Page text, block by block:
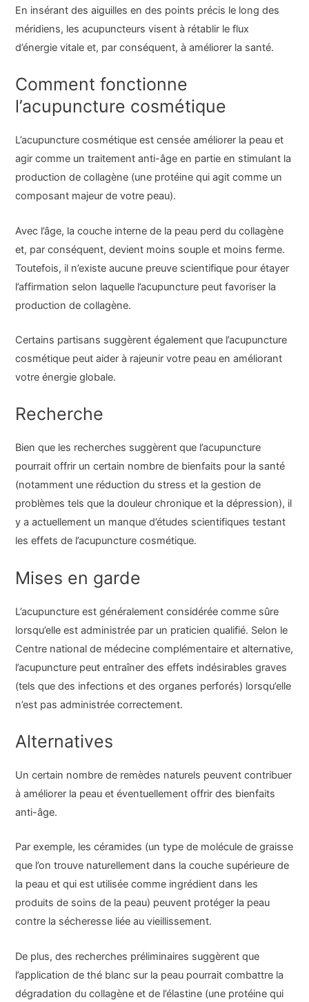
En insérant des aiguilles en des points précis le long des
méridiens, les acupuncteurs visent à rétablir le flux
d’énergie vitale et, par conséquent, à améliorer la santé.
Comment fonctionne
l’acupuncture cosmétique
L’acupuncture cosmétique est censée améliorer la peau et
agir comme un traitement anti-âge en partie en stimulant la
production de collagène (une protéine qui agit comme un
composant majeur de votre peau).
Avec l’âge, la couche interne de la peau perd du collagène
et, par conséquent, devient moins souple et moins ferme.
Toutefois, il n’existe aucune preuve scientifique pour étayer
l’affirmation selon laquelle l’acupuncture peut favoriser la
production de collagène.
Certains partisans suggèrent également que l’acupuncture
cosmétique peut aider à rajeunir votre peau en améliorant
votre énergie globale.
Recherche
Bien que les recherches suggèrent que l’acupuncture
pourrait offrir un certain nombre de bienfaits pour la santé
(notamment une réduction du stress et la gestion de
problèmes tels que la douleur chronique et la dépression), il
y a actuellement un manque d’études scientifiques testant
les effets de l’acupuncture cosmétique.
Mises en garde
L’acupuncture est généralement considérée comme sûre
lorsqu’elle est administrée par un praticien qualifié. Selon le
Centre national de médecine complémentaire et alternative,
l’acupuncture peut entraîner des effets indésirables graves
(tels que des infections et des organes perforés) lorsqu’elle
n’est pas administrée correctement.
Alternatives
Un certain nombre de remèdes naturels peuvent contribuer
à améliorer la peau et éventuellement offrir des bienfaits
anti-âge.
Par exemple, les céramides (un type de molécule de graisse
que l’on trouve naturellement dans la couche supérieure de
la peau et qui est utilisée comme ingrédient dans les
produits de soins de la peau) peuvent protéger la peau
contre la sécheresse liée au vieillissement.
De plus, des recherches préliminaires suggèrent que
l’application de thé blanc sur la peau pourrait combattre la
dégradation du collagène et de l’élastine (une protéine qui